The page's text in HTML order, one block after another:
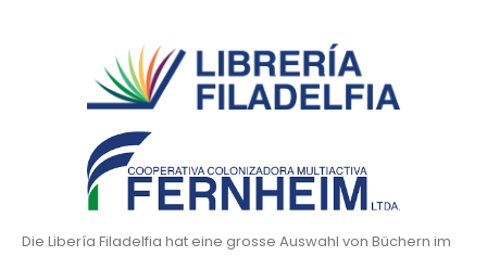
Die Libería Filadelfia hat eine grosse Auswahl von Büchern im